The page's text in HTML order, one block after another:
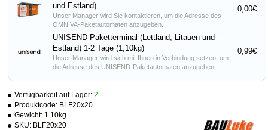
Verfügbarkeit auf Lager: 2
Produktcode: BLF20x20
Gewicht: 1.10kg
SKU: BLF20x20
und Estland)
Unser Manager wird Sie kontaktieren, um die Adresse des
OMNIVA-Paketautomaten anzugeben.
0,00€
UNISEND-Paketterminal (Lettland, Litauen und
Estland) 1-2 Tage (1,10kg)
Unser Manager wird sich mit Ihnen in Verbindung setzen, um
die Adresse des UNISEND-Paketautomaten anzugeben.
0,99€